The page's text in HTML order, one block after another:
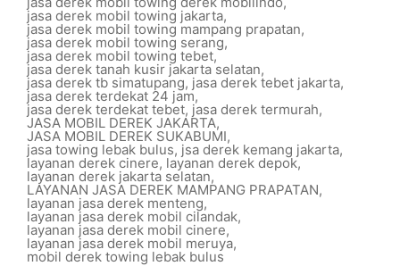
jasa derek mobil towing jakarta,
jasa derek mobil towing mampang prapatan,
jasa derek mobil towing serang,
jasa derek mobil towing tebet,
jasa derek tanah kusir jakarta selatan,
jasa derek tb simatupang, jasa derek tebet jakarta,
jasa derek terdekat 24 jam,
jasa derek terdekat tebet, jasa derek termurah,
JASA MOBIL DEREK JAKARTA,
JASA MOBIL DEREK SUKABUMI,
jasa towing lebak bulus, jsa derek kemang jakarta,
layanan derek cinere, layanan derek depok,
layanan derek jakarta selatan,
LAYANAN JASA DEREK MAMPANG PRAPATAN,
layanan jasa derek menteng,
layanan jasa derek mobil cilandak,
layanan jasa derek mobil cinere,
layanan jasa derek mobil meruya,
mobil derek towing lebak bulus